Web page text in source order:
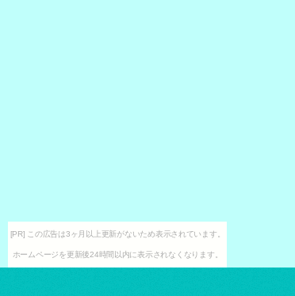
[PR] この広告は3ヶ月以上更新がないため表示されています。
ホームページを更新後24時間以内に表示されなくなります。